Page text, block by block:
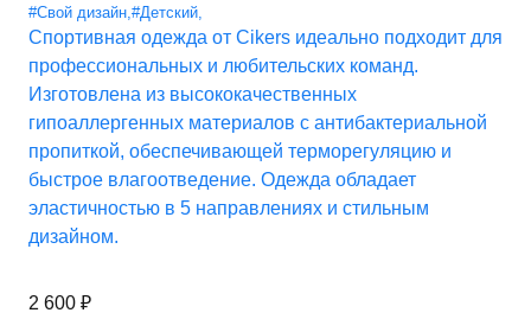
#Свой дизайн #Детский
Спортивная одежда от Cikers идеально подходит для
профессиональных и любительских команд.
Изготовлена из высококачественных
гипоаллергенных материалов с антибактериальной
пропиткой, обеспечивающей терморегуляцию и
быстрое влагоотведение. Одежда обладает
эластичностью в 5 направлениях и стильным
дизайном.
2 600 ₽